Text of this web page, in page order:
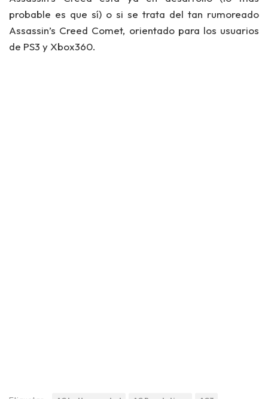
probable es que sí) o si se trata del tan rumoreado
Assassin’s Creed Comet, orientado para los usuarios
de PS3 y Xbox360.